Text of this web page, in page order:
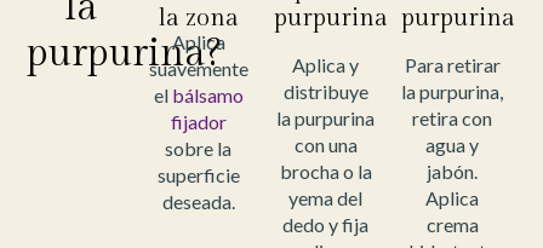
purpurina?
la zona
Aplica
suavemente
el bálsamo
fijador
sobre la
superficie
deseada.
purpurina
Aplica y
distribuye
la purpurina
con una
brocha o la
yema del
dedo y fija
purpurina
Para retirar
la purpurina,
retira con
agua y
jabón.
Aplica
crema